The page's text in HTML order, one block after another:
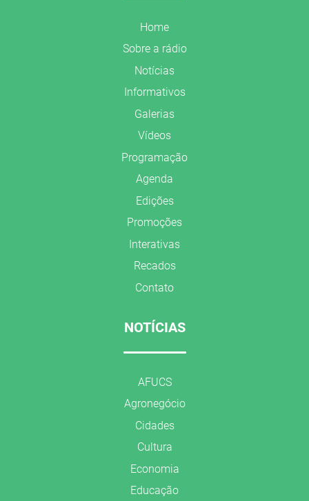
Home
Sobre a rádio
Notícias
Informativos
Galerias
Vídeos
Programação
Agenda
Edições
Promoções
Interativas
Recados
Contato
NOTÍCIAS
AFUCS
Agronegócio
Cidades
Cultura
Economia
Educação